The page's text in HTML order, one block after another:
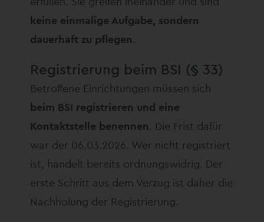
keine einmalige Aufgabe, sondern
dauerhaft zu pflegen.
Registrierung beim BSI (§ 33)
Betroffene Einrichtungen müssen sich
beim BSI registrieren und eine
Kontaktstelle benennen. Die Frist dafür
war der 06.03.2026. Wer nicht registriert
ist, handelt bereits ordnungswidrig. Der
erste Schritt aus dem Verzug ist daher die
Nachholung der Registrierung.